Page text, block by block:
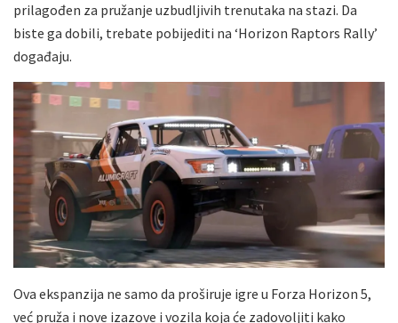
prilagođen za pružanje uzbudljivih trenutaka na stazi. Da
biste ga dobili, trebate pobijediti na ‘Horizon Raptors Rally’
događaju.
Ova ekspanzija ne samo da proširuje igre u Forza Horizon 5,
već pruža i nove izazove i vozila koja će zadovoljiti kako